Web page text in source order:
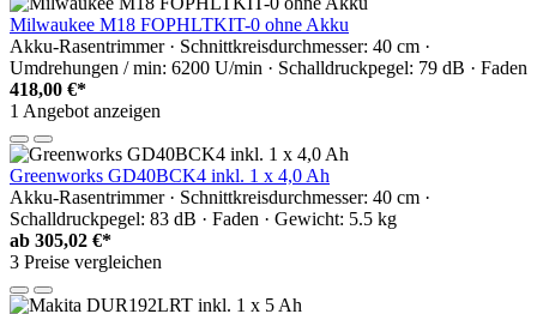
Milwaukee M18 FOPHLTKIT-0 ohne Akku
Akku-Rasentrimmer · Schnittkreisdurchmesser: 40 cm ·
Umdrehungen / min: 6200 U/min · Schalldruckpegel: 79 dB · Faden
418,00 €*
1 Angebot anzeigen
Greenworks GD40BCK4 inkl. 1 x 4,0 Ah
Akku-Rasentrimmer · Schnittkreisdurchmesser: 40 cm ·
Schalldruckpegel: 83 dB · Faden · Gewicht: 5.5 kg
ab 305,02 €*
3 Preise vergleichen